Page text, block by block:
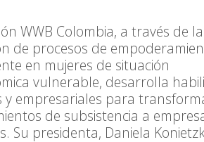
WWB Colombia, a través de la
de procesos de
en mujeres de situación
vulnerable, desarrolla
y empresariales para
de subsistencia a
Su presidenta, Daniela